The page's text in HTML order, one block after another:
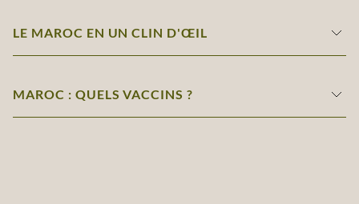
LE MAROC EN UN CLIN D'ŒIL
MAROC : QUELS VACCINS ?